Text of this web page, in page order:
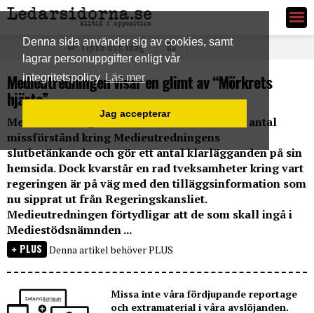
Denna sida använder sig av cookies, samt
lagrar personuppgifter enligt vår
integritetspolicy Läs mer
Jag accepterar
Ledarsidorna.se
Tipsa oss idag
Medieutredningen visar en glimt av “Mörkrets
hjärta”
Medieutredningen menar att det florerar ett antal
missförstånd kring Medieutredningens
slutbetänkande och gör ett antal klarlägganden på sin
hemsida. Dock kvarstår en rad tveksamheter kring vart
regeringen är på väg med den tilläggsinformation som
nu sipprat ut från Regeringskansliet.
Medieutredningen förtydligar att de som skall ingå i
Mediestödsnämnden ...
PLUS Denna artikel behöver PLUS
Missa inte våra fördjupande reportage
och extramaterial i våra avslöjanden.